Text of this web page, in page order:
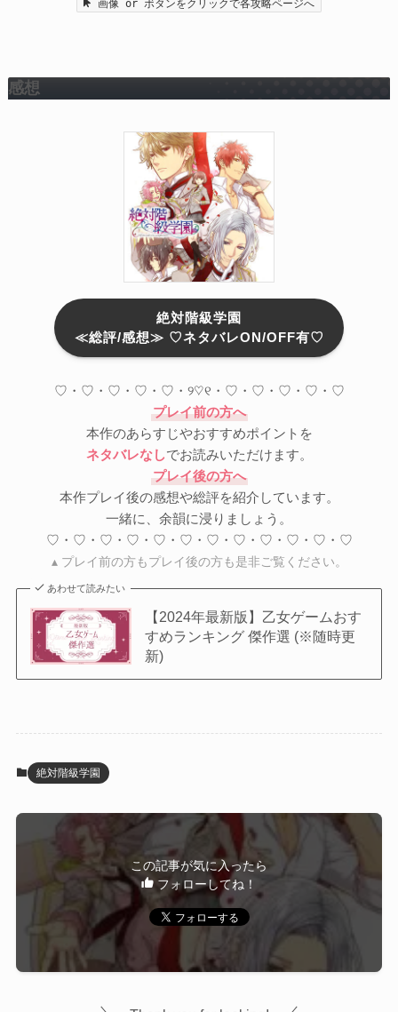
画像 or ボタンをクリックで各攻略ページへ
感想
絶対階級学園
≪総評/感想≫ ♡ネタバレON/OFF有♡
♡・♡・♡・♡・♡・୨♡୧・♡・♡・♡・♡・♡
プレイ前の方へ
本作のあらすじやおすすめポイントを
ネタバレなしでお読みいただけます。
プレイ後の方へ
本作プレイ後の感想や総評を紹介しています。
一緒に、余韻に浸りましょう。
♡・♡・♡・♡・♡・♡・♡・♡・♡・♡・♡・♡
▴ プレイ前の方もプレイ後の方も是非ご覧ください。
あわせて読みたい
【2024年最新版】乙女ゲームおす
すめランキング 傑作選 (※随時更
新)
絶対階級学園
この記事が気に入ったら
フォローしてね！